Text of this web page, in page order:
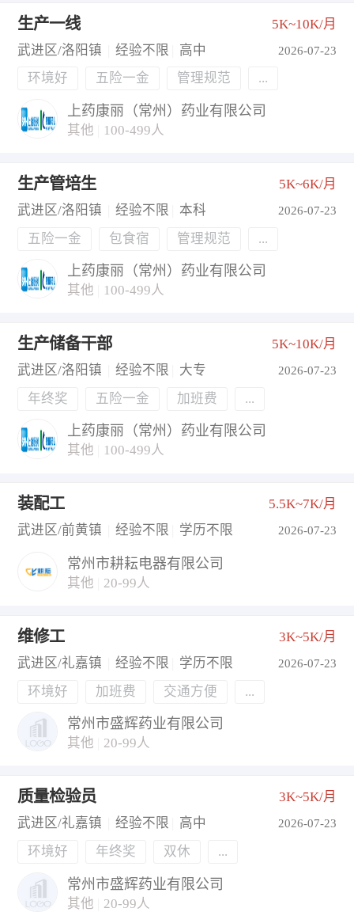
生产一线
5K~10K/月
武进区/洛阳镇
经验不限 高中 2026-07-23
环境好 五险一金 管理规范 ...
上药康丽（常州）药业有限公司
其他 100-499人
生产管培生
5K~6K/月
武进区/洛阳镇
经验不限 本科 2026-07-23
五险一金 包食宿 管理规范 ...
上药康丽（常州）药业有限公司
其他 100-499人
生产储备干部
5K~10K/月
武进区/洛阳镇
经验不限 大专 2026-07-23
年终奖 五险一金 加班费 ...
上药康丽（常州）药业有限公司
其他 100-499人
装配工
5.5K~7K/月
武进区/前黄镇
经验不限 学历不限 2026-07-23
常州市耕耘电器有限公司
其他 20-99人
维修工
3K~5K/月
武进区/礼嘉镇
经验不限 学历不限 2026-07-23
环境好 加班费 交通方便 ...
常州市盛辉药业有限公司
其他 20-99人
质量检验员
3K~5K/月
武进区/礼嘉镇
经验不限 高中 2026-07-23
环境好 年终奖 双休 ...
常州市盛辉药业有限公司
其他 20-99人